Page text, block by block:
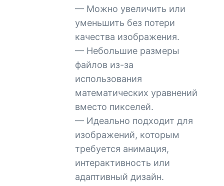
— Можно увеличить или
уменьшить без потери
качества изображения.
— Небольшие размеры
файлов из-за
использования
математических уравнений
вместо пикселей.
— Идеально подходит для
изображений, которым
требуется анимация,
интерактивность или
адаптивный дизайн.